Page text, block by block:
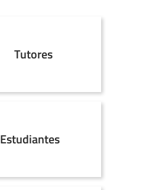
Tutores
Estudiantes